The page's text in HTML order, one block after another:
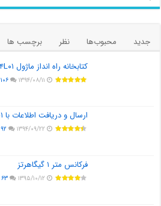
جدید محبوب‌ها نظر
برچسب ها
کتابخانه راه انداز ماژول NRF۲۴L۰۱
۱۳۹۴/۰۸/۱۱ ۱۰۶
ارسال و دریافت اطلاعات با NRF۲۴L۰۱
۱۳۹۴/۰۹/۲۲ ۹۲
فرکانس متر ۱ گیگاهرتز
۱۳۹۵/۱۰/۱۲ ۶۳